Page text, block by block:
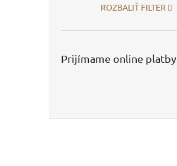
ROZBALIŤ FILTER
Prijímame online platby